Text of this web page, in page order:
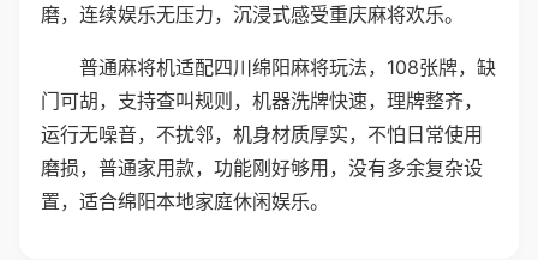
磨，连续娱乐无压力，沉浸式感受重庆麻将欢乐。
普通麻将机适配四川绵阳麻将玩法，108张牌，缺
门可胡，支持查叫规则，机器洗牌快速，理牌整齐，
运行无噪音，不扰邻，机身材质厚实，不怕日常使用
磨损，普通家用款，功能刚好够用，没有多余复杂设
置，适合绵阳本地家庭休闲娱乐。